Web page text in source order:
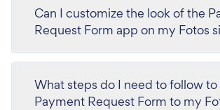
Can I customize the look of the
Request Form app on my Fotos
What steps do I need to follow to
Payment Request Form to my